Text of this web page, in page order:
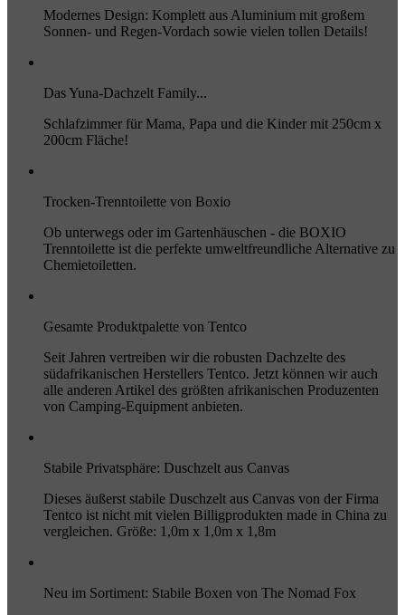
Modernes Design: Komplett aus Aluminium mit großem
Sonnen- und Regen-Vordach sowie vielen tollen Details!
Das Yuna-Dachzelt Family...
Schlafzimmer für Mama, Papa und die Kinder mit 250cm x
200cm Fläche!
Trocken-Trenntoilette von Boxio
Ob unterwegs oder im Gartenhäuschen - die BOXIO
Trenntoilette ist die perfekte umweltfreundliche Alternative zu
Chemietoiletten.
Gesamte Produktpalette von Tentco
Seit Jahren vertreiben wir die robusten Dachzelte des
südafrikanischen Herstellers Tentco. Jetzt können wir auch
alle anderen Artikel des größten afrikanischen Produzenten
von Camping-Equipment anbieten.
Stabile Privatsphäre: Duschzelt aus Canvas
Dieses äußerst stabile Duschzelt aus Canvas von der Firma
Tentco ist nicht mit vielen Billigprodukten made in China zu
vergleichen. Größe: 1,0m x 1,0m x 1,8m
Neu im Sortiment: Stabile Boxen von The Nomad Fox